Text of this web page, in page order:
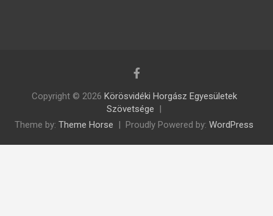
Copyright © 2026 Körösvidéki Horgász Egyesületek
Szövetsége
Theme by: Theme Horse Proudly Powered by: WordPress